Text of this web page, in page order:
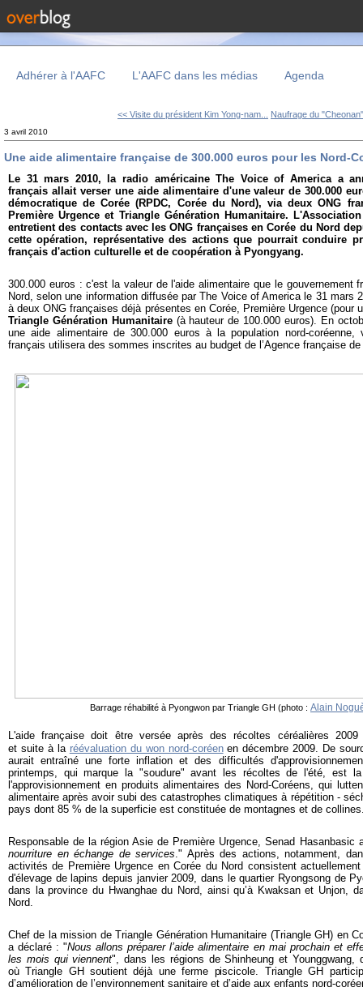
Adhérer à l'AAFC L'AAFC dans les médias Agenda
<< Visite du président Kim Yong-nam... Naufrage du
3 avril 2010
Une aide alimentaire française de 300.000 euros pour les Nord-
Le 31 mars 2010, la radio américaine The Voice of America a
français allait verser une aide alimentaire d'une valeur de 300.000
démocratique de Corée (RPDC, Corée du Nord), via deux ONG
Première Urgence et Triangle Génération Humanitaire.
entretient des contacts avec les ONG françaises en Corée du Nord
cette opération, représentative des actions que pourrait conduire
français d'action culturelle et de coopération à Pyongyang.
300.000 euros : c'est la valeur de l'aide alimentaire que le gouvernement
Nord, selon une information diffusée par The Voice of America le 31 mars
à deux ONG françaises déjà présentes en Corée, Première Urgence (pour
Triangle Génération Humanitaire(à hauteur de 100.000 euros). En
une aide alimentaire de 300.000 euros à la population nord-coréenne,
français utilisera des sommes inscrites au budget de l’Agence française
Barrage réhabilité à Pyongwon par Triangle GH (photo : Alain
L'aide française doit être versée après des récoltes céréalières
et suite à la réévaluation du won nord-coréen en décembre 2009. De
aurait entraîné une forte inflation et des difficultés
printemps, qui marque la "soudure" avant les récoltes de l'été, est
l'approvisionnement en produits alimentaires des Nord-Coréens, qui
alimentaire après avoir subi des catastrophes climatiques à répétition -
pays dont 85 % de la superficie est constituée de montagnes et de
Responsable de la région Asie de Première Urgence, Senad Hasanbasic
nourriture en échange de services." Après des actions, notamment,
activités de Première Urgence en Corée du Nord consistent
d'élevage de lapins depuis janvier 2009, dans le quartier Ryongsong de
dans la province du Hwanghae du Nord, ainsi qu’à Kwaksan et Unjon,
Nord.
Chef de la mission de Triangle Génération Humanitaire (Triangle GH) en
a déclaré : "Nous allons préparer l’aide alimentaire en mai prochain et
les mois qui viennent", dans les régions de Shinheung et Younggwang,
où Triangle GH soutient déjà une ferme piscicole. Triangle GH
d’amélioration de l’environnement sanitaire et d’aide aux enfants nord-